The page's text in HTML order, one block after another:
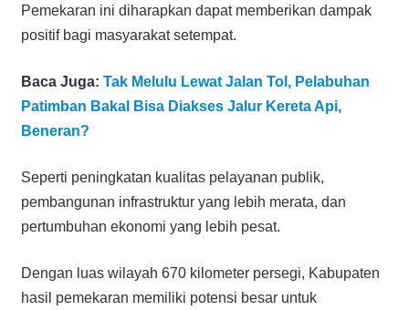
Pemekaran ini diharapkan dapat memberikan dampak
positif bagi masyarakat setempat.
Baca Juga: Tak Melulu Lewat Jalan Tol, Pelabuhan
Patimban Bakal Bisa Diakses Jalur Kereta Api,
Beneran?
Seperti peningkatan kualitas pelayanan publik,
pembangunan infrastruktur yang lebih merata, dan
pertumbuhan ekonomi yang lebih pesat.
Dengan luas wilayah 670 kilometer persegi, Kabupaten
hasil pemekaran memiliki potensi besar untuk